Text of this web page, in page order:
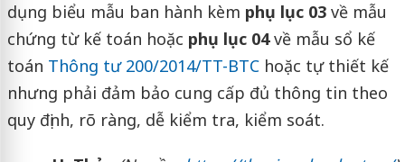
dụng biểu mẫu ban hành kèm phụ lục 03về mẫu
chứng từ kế toán hoặc phụ lục 04về mẫu sổ kế
toán Thông tư 200/2014/TT-BTChoặc tự thiết kế
nhưng phải đảm bảo cung cấp đủ thông tin theo
quy định, rõ ràng, dễ kiểm tra, kiểm soát.